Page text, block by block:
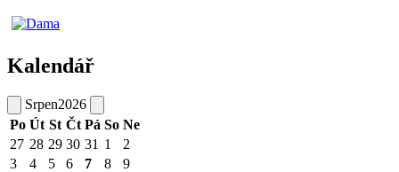
Kalendář
Srpen2026
Po Út St Čt Pá So Ne
27 28 29 30 31 1
2
3
4 5 6 7 8
9